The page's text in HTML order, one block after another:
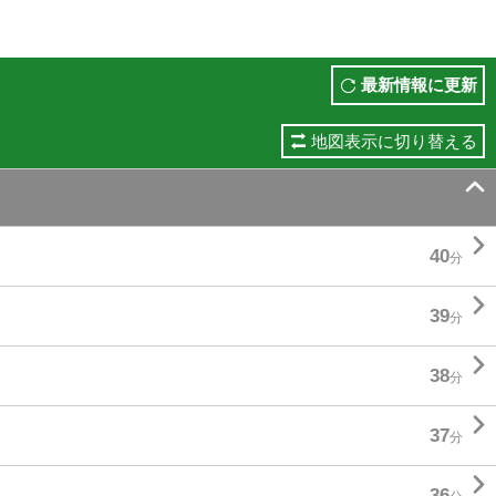
最新情報に更新
地図表示に切り替える

40分 
39分 
38分 
37分 
